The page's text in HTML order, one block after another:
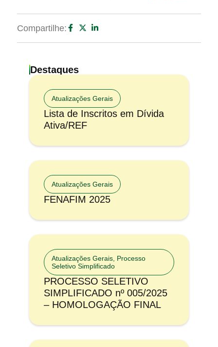
Compartilhe:
Destaques
Atualizações Gerais
Lista de Inscritos em Dívida
Ativa/REF
Atualizações Gerais
FENAFIM 2025
Atualizações Gerais Processo
Seletivo Simplificado
PROCESSO SELETIVO
SIMPLIFICADO nº 005/2025
– HOMOLOGAÇÃO FINAL